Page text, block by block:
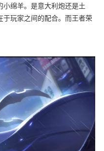
绵羊。是意大利炮还是土
玩家之间的配合。而王者荣